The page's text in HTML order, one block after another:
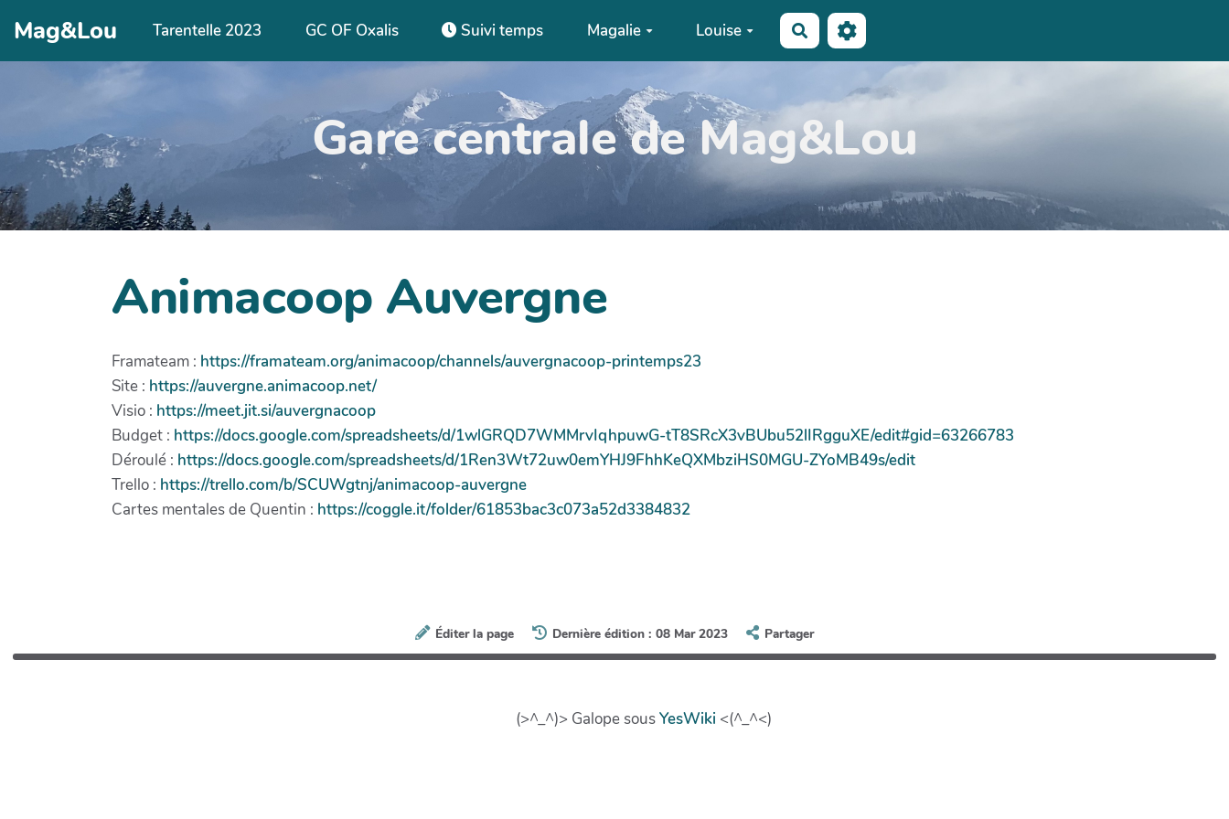
Aller au contenu principal
Mag&Lou Tarentelle 2023 GC OF Oxalis Suivi temps Magalie Louise Rechercher
Gare centrale de Mag&Lou
Animacoop Auvergne
Framateam : https://framateam.org/animacoop/channels/auvergnacoop-printemps23
Site : https://auvergne.animacoop.net/
Visio : https://meet.jit.si/auvergnacoop
Budget : https://docs.google.com/spreadsheets/d/1wlGRQD7WMMrvIqhpuwG-tT8SRcX3vBUbu52lIRgguXE/edit#gid=63266783
Déroulé : https://docs.google.com/spreadsheets/d/1Ren3Wt72uw0emYHJ9FhhKeQXMbziHS0MGU-ZYoMB49s/edit
Trello : https://trello.com/b/SCUWgtnj/animacoop-auvergne
Cartes mentales de Quentin : https://coggle.it/folder/61853bac3c073a52d3384832
Éditer la page Dernière édition : 08 Mar 2023 Partager
(>^_^)> Galope sousYesWiki <(^_^<)